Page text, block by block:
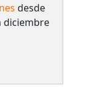
desde
diciembre